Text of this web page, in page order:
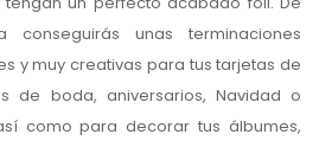
unas terminaciones
y muy creativas para tus tarjetas de
de boda, aniversarios, Navidad o
como para decorar tus álbumes,